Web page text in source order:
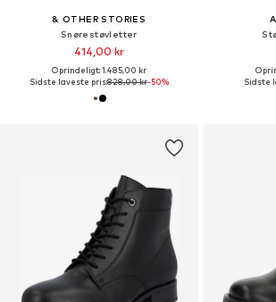
& OTHER STORIES
Snørestøvletter
414,00 kr
Oprindeligt: 1.485,00 kr
Sidste laveste pris:828,00 kr-50%
Sidste